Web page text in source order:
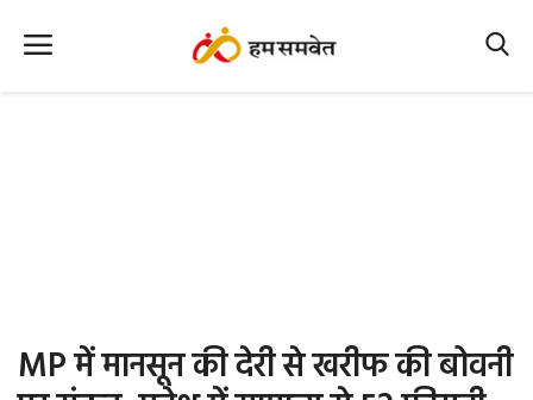
Office Office
MP में मानसून की देरी से खरीफ की बोवनी